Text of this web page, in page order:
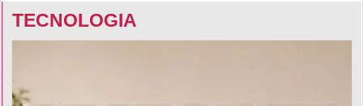
TECNOLOGIA